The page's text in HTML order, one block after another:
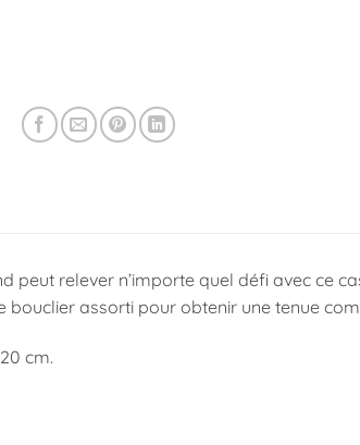
peut relever n’importe quel défi avec ce
bouclier assorti pour obtenir une tenue
cm.